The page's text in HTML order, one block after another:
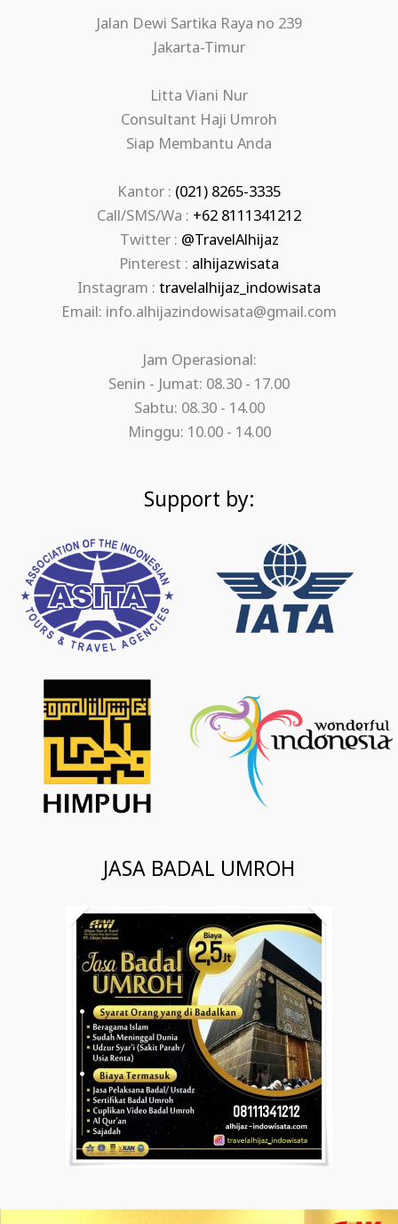
Jalan Dewi Sartika Raya no 239
Jakarta-Timur
Litta Viani Nur
Consultant Haji Umroh
Siap Membantu Anda
Kantor : (021) 8265-3335
Call/SMS/Wa : +62 8111341212
Twitter : @TravelAlhijaz
Pinterest : alhijazwisata
Instagram : travelalhijaz_indowisata
Email: info.alhijazindowisata@gmail.com
Jam Operasional:
Senin - Jumat: 08.30 - 17.00
Sabtu: 08.30 - 14.00
Minggu: 10.00 - 14.00
Support by:
JASA BADAL UMROH